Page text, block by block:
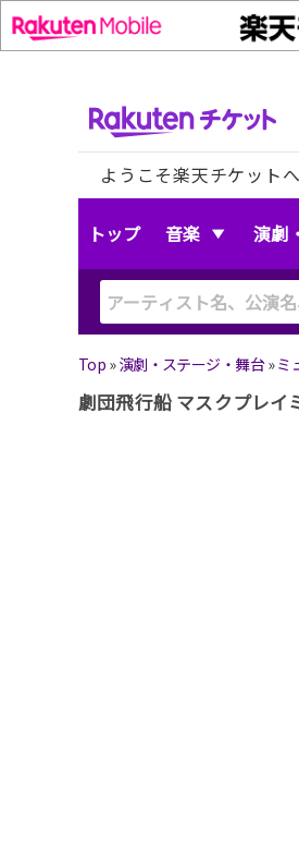
ようこそ楽天チケットへ
トップ 音楽 演劇
Top »演劇・ステージ・舞台»ミ
劇団飛行船 マスクプレイ